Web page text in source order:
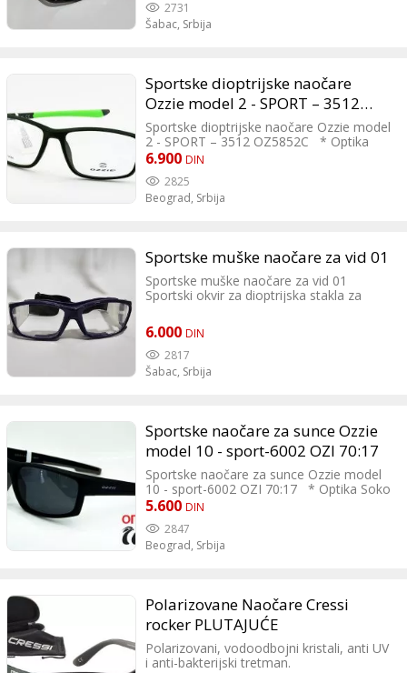
18 2731
Šabac, Srbija
Sportske dioptrijske naočare
Ozzie model 2 - SPORT – 3512
OZ5852C
Sportske dioptrijske naočare Ozzie model
2 - SPORT – 3512 OZ5852C * Optika
Soko * Oznaka modela SPORT – 3512
6.900 DIN
2825
Beograd, Srbija
Sportske muške naočare za vid 01
Sportske muške naočare za vid 01
Sportski okvir za dioptrijska stakla za
Adrese i telefon: Zanatlijska 14, Šabac
Kneza Miloša 10, Loznica +381 64 57 444
18
6.000 DIN
2817
Šabac, Srbija
Sportske naočare za sunce Ozzie
model 10 - sport-6002 OZI 70:17
Sportske naočare za sunce Ozzie model
10 - sport-6002 OZI 70:17 * Optika Soko
* Oznaka modela: sport-6002 OZI 70:17
5.600 DIN
2847
Beograd, Srbija
Polarizovane Naočare Cressi
rocker PLUTAJUĆE
Polarizovani, vodoodbojni kristali, anti UV
i anti-bakterijski tretman.